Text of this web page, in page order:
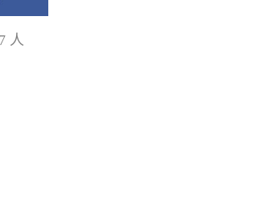
人